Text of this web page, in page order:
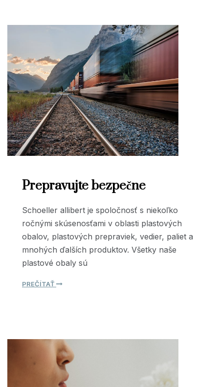
Prepravujte bezpečne
Schoeller allibert je spoločnosť s niekoľko
ročnými skúsenosťami v oblasti plastových
obalov, plastových prepraviek, vedier, paliet a
mnohých ďalších produktov. Všetky naše
plastové obaly sú
PREČÍTAŤ